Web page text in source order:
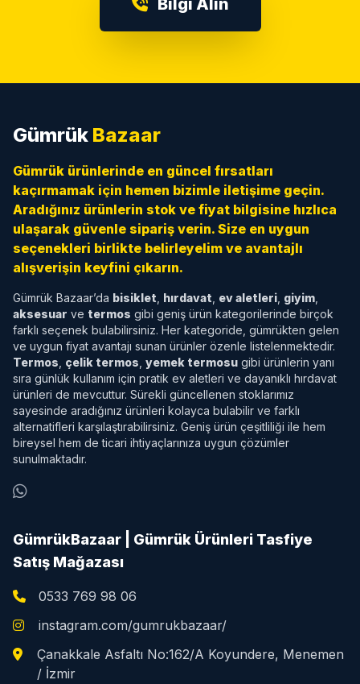
Bilgi Alın
Gümrük Bazaar
Gümrük ürünlerinde en güncel fırsatları
kaçırmamak için hemen bizimle iletişime geçin.
Aradığınız ürünlerin stok ve fiyat bilgisine hızlıca
ulaşarak güvenle sipariş verin. Size en uygun
seçenekleri birlikte belirleyelim ve avantajlı
alışverişin keyfini çıkarın.
Gümrük Bazaar’da bisiklet hırdavat ev aletleri giyim
aksesuar ve termos gibi geniş ürün kategorilerinde birçok
farklı seçenek bulabilirsiniz. Her kategoride, gümrükten gelen
ve uygun fiyat avantajı sunan ürünler özenle listelenmektedir.
Termos çelik termos yemek termosu gibi ürünlerin yanı
sıra günlük kullanım için pratik ev aletleri ve dayanıklı hırdavat
ürünleri de mevcuttur. Sürekli güncellenen stoklarımız
sayesinde aradığınız ürünleri kolayca bulabilir ve farklı
alternatifleri karşılaştırabilirsiniz. Geniş ürün çeşitliliği ile hem
bireysel hem de ticari ihtiyaçlarınıza uygun çözümler
sunulmaktadır.
GümrükBazaar | Gümrük Ürünleri Tasfiye
Satış Mağazası
0533 769 98 06
instagram.com/gumrukbazaar/
Çanakkale Asfaltı No:162/A Koyundere, Menemen
/ İzmir